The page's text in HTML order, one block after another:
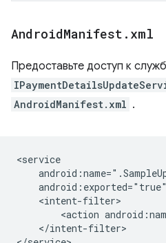
AndroidManifest . xml
Предоставьте доступ к
AndroidManifest.xml .
<action
</intent-filter>